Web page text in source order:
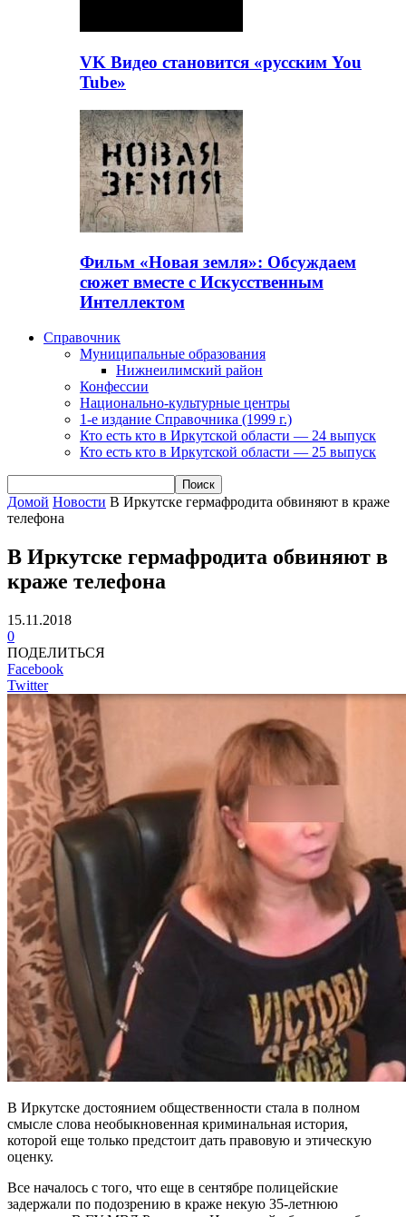
VK Видео становится «русским You
Tube»
Фильм «Новая земля»: Обсуждаем
сюжет вместе с Искусственным
Интеллектом
Справочник
Муниципальные образования
Нижнеилимский район
Конфессии
Национально-культурные центры
1-е издание Справочника (1999 г.)
Кто есть кто в Иркутской области — 24 выпуск
Кто есть кто в Иркутской области — 25 выпуск
Домой Новости В Иркутске гермафродита обвиняют в краже
телефона
В Иркутске гермафродита обвиняют в
краже телефона
15.11.2018
0
ПОДЕЛИТЬСЯ
Facebook
Twitter
В Иркутске достоянием общественности стала в полном
смысле слова необыкновенная криминальная история,
которой еще только предстоит дать правовую и этическую
оценку.
Все началось с того, что еще в сентябре полицейские
задержали по подозрению в краже некую 35-летнюю